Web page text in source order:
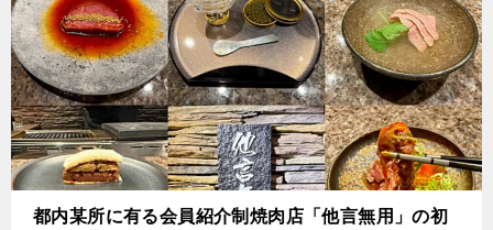
都内某所に有る会員紹介制焼肉店「他言無用」の初